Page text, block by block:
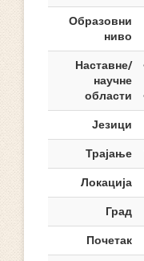
Образовни
ниво
Наставне/
научне
области
Језици
Трајање
Локација
Град
Почетак